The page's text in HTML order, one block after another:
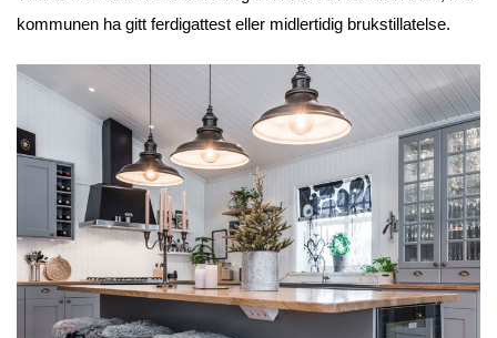
kommunen ha gitt ferdigattest eller midlertidig brukstillatelse.